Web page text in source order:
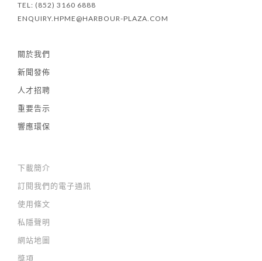
TEL: (852) 3160 6888
ENQUIRY.HPME@HARBOUR-PLAZA.COM
關於我們
新聞發佈
人才招聘
重要告示
響應環保
下載簡介
訂閱我們的電子通訊
使用條文
私隱聲明
網站地圖
獎項